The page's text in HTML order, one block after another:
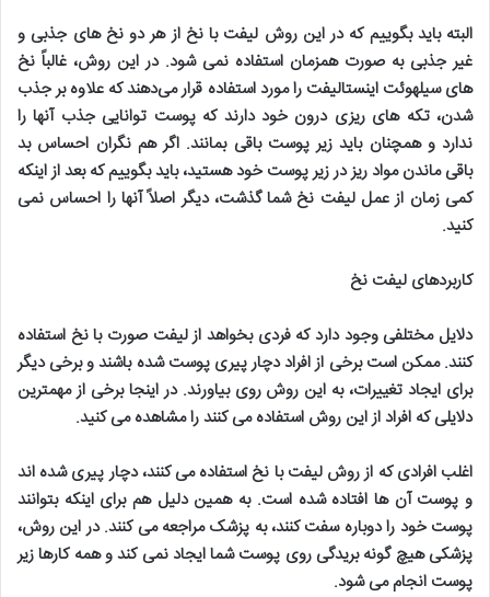
البته باید بگوییم که در این روش لیفت با نخ از هر دو نخ های جذبی و
غیر جذبی به صورت همزمان استفاده نمی شود. در این روش، غالباً نخ
های سیلهوئت اینستالیفت را مورد استفاده قرار می‌دهند که علاوه بر جذب
شدن، تکه های ریزی درون خود دارند که پوست توانایی جذب آنها را
ندارد و همچنان باید زیر پوست باقی بمانند. اگر هم نگران احساس بد
باقی ماندن مواد ریز در زیر پوست خود هستید، باید بگوییم که بعد از اینکه
کمی زمان از عمل لیفت نخ شما گذشت، دیگر اصلاً آنها را احساس نمی
کنید.
کاربردهای لیفت نخ
دلایل مختلفی وجود دارد که فردی بخواهد از لیفت صورت با نخ استفاده
کنند. ممکن است برخی از افراد دچار پیری پوست شده باشند و برخی دیگر
برای ایجاد تغییرات، به این روش روی بیاورند. در اینجا برخی از مهمترین
دلایلی که افراد از این روش استفاده می کنند را مشاهده می کنید.
اغلب افرادی که از روش لیفت با نخ استفاده می کنند، دچار پیری شده اند
و پوست آن ها افتاده شده است. به همین دلیل هم برای اینکه بتوانند
پوست خود را دوباره سفت کنند، به پزشک مراجعه می کنند. در این روش،
پزشکی هیچ گونه بریدگی روی پوست شما ایجاد نمی کند و همه کارها زیر
پوست انجام می شود.